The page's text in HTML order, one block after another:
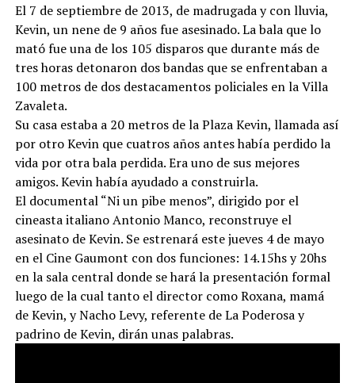
El 7 de septiembre de 2013, de madrugada y con lluvia,
Kevin, un nene de 9 años fue asesinado. La bala que lo
mató fue una de los 105 disparos que durante más de
tres horas detonaron dos bandas que se enfrentaban a
100 metros de dos destacamentos policiales en la Villa
Zavaleta.
Su casa estaba a 20 metros de la Plaza Kevin, llamada así
por otro Kevin que cuatros años antes había perdido la
vida por otra bala perdida. Era uno de sus mejores
amigos. Kevin había ayudado a construirla.
El documental “Ni un pibe menos”, dirigido por el
cineasta italiano Antonio Manco, reconstruye el
asesinato de Kevin. Se estrenará este jueves 4 de mayo
en el Cine Gaumont con dos funciones: 14.15hs y 20hs
en la sala central donde se hará la presentación formal
luego de la cual tanto el director como Roxana, mamá
de Kevin, y Nacho Levy, referente de La Poderosa y
padrino de Kevin, dirán unas palabras.